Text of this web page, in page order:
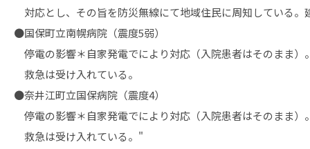
対応とし、その旨を防災無線にて地域住民に周知している。
●国保町立南幌病院（震度5弱）
停電の影響＊自家発電でにより対応（入院患者はそのまま）
救急は受け入れている。
●奈井江町立国保病院（震度4）
停電の影響＊自家発電でにより対応（入院患者はそのまま）
救急は受け入れている。"